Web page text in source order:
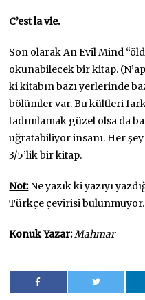
C’est la vie.
Son olarak An Evil Mind
okunabilecek bir kitap.
ki kitabın bazı yerlerinde
bölümler var. Bu kültleri
tadımlamak güzel olsa da
uğratabiliyor insanı. Her
3/5’lik bir kitap.
Not:Ne yazık ki yazıyı
Türkçe çevirisi bulunmuyor.
Konuk Yazar:Mahmar